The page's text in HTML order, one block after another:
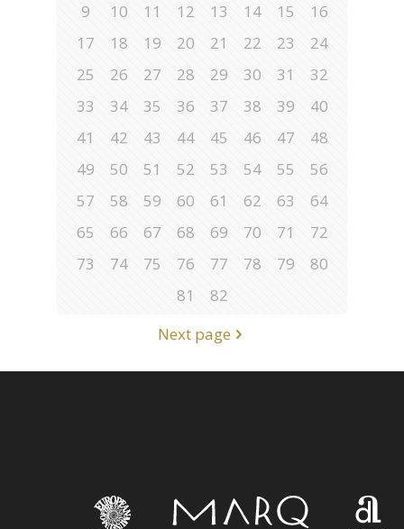
9
10 11 12 13 14 15
16
17
18 19 20 21 22 23
24
25
26 27 28 29 30 31
32
33
34 35 36 37 38 39
40
41
42 43 44 45 46 47
48
49
50 51 52 53 54 55
56
57
58 59 60 61 62 63
64
65
66 67 68 69 70 71
72
73
74 75 76 77 78 79
80
81
82
Next page